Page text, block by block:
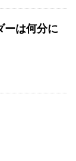
ーは何分に